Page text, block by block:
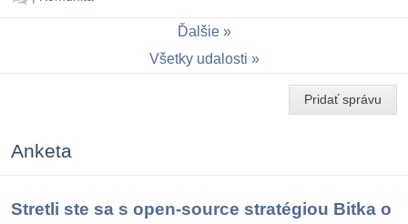
Ďalšie
Všetky udalosti
Pridať správu
Anketa
Stretli ste sa s open-source stratégiou Bitka o